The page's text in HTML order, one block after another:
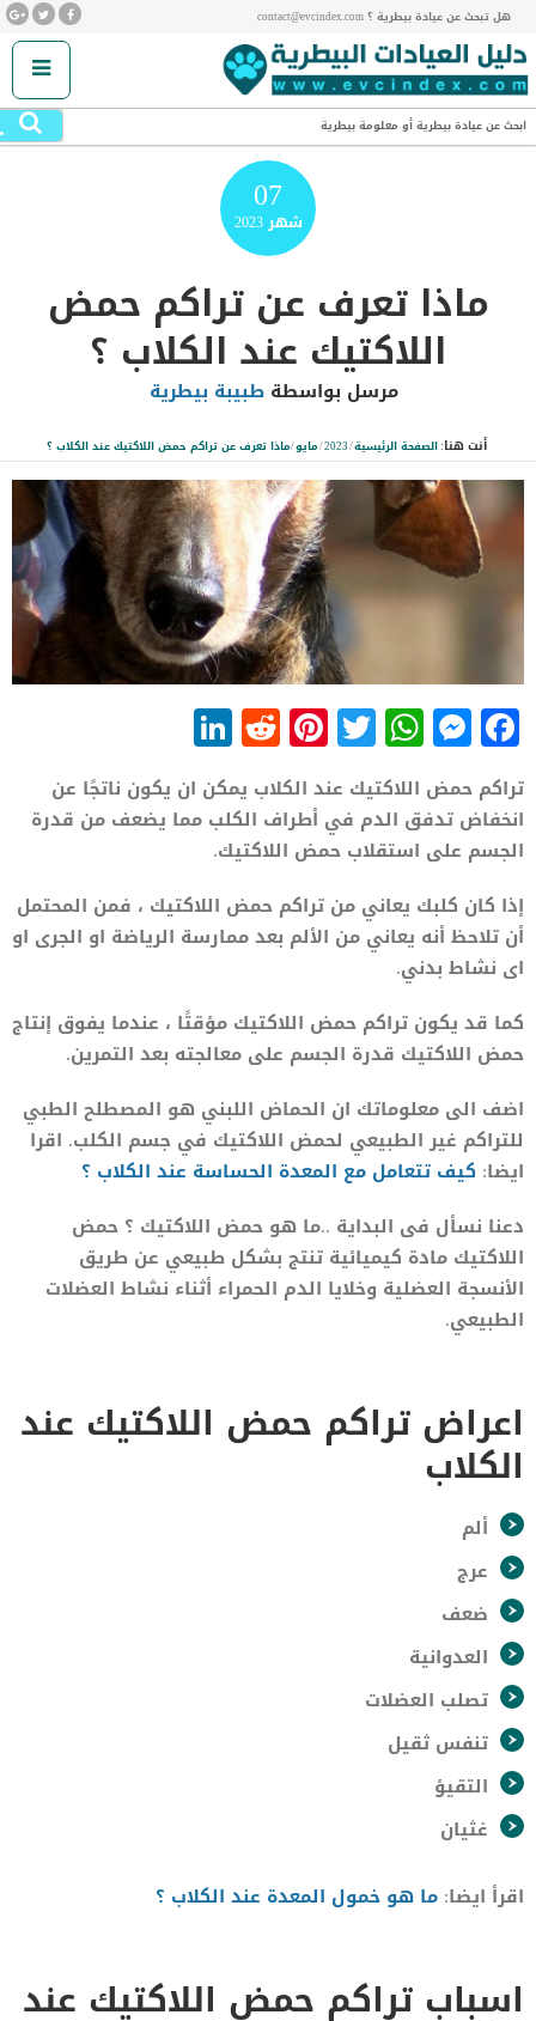
هل تبحث عن عيادة بيطرية ؟ contact@evcindex.com
ابحث عن عيادة بيطرية أو معلومة بيطرية
07
شهر2023
ماذا تعرف عن تراكم حمض
اللاكتيك عند الكلاب ؟
مرسل بواسطة طبيبة بيطرية
أنت هنا:الصفحة الرئيسية/
2023
/مايو/ماذا تعرف عن تراكم حمض اللاكتيك عند الكلاب ؟
Facebook
Messenger
WhatsApp
Twitter
Pinterest
Reddit
تراكم حمض اللاكتيك عند الكلاب يمكن ان يكون ناتجًا عن
انخفاض تدفق الدم في أطراف الكلب مما يضعف من قدرة
الجسم على استقلاب حمض اللاكتيك.
إذا كان كلبك يعاني من تراكم حمض اللاكتيك ، فمن المحتمل
أن تلاحظ أنه يعاني من الألم بعد ممارسة الرياضة او الجرى او
اى نشاط بدني.
كما قد يكون تراكم حمض اللاكتيك مؤقتًا ، عندما يفوق إنتاج
حمض اللاكتيك قدرة الجسم على معالجته بعد التمرين.
اضف الى معلوماتك ان الحماض اللبني هو المصطلح الطبي
للتراكم غير الطبيعي لحمض اللاكتيك في جسم الكلب. اقرا
ايضا: كيف تتعامل مع المعدة الحساسة عند الكلاب ؟
دعنا نسأل فى البداية ..ما هو حمض اللاكتيك ؟ حمض
اللاكتيك مادة كيميائية تنتج بشكل طبيعي عن طريق
الأنسجة العضلية وخلايا الدم الحمراء أثناء نشاط العضلات
الطبيعي.
اعراض تراكم حمض اللاكتيك عند
الكلاب
ألم
عرج
ضعف
العدوانية
تصلب العضلات
تنفس ثقيل
التقيؤ
غثيان
اقرأ ايضا: ما هو خمول المعدة عند الكلاب ؟
اسباب تراكم حمض اللاكتيك عند